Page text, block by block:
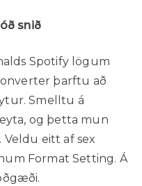
snið
Spotify lögum
þarftu að
Smelltu á
og þetta mun
eitt af sex
Format Setting. Á